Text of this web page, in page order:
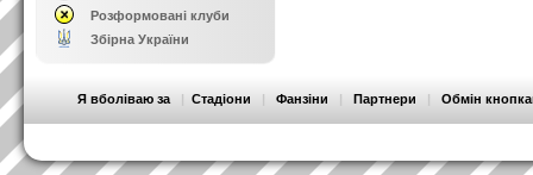
Розформовані клуби
Збірна України
Я вболіваю за | Стадіони | Фанзіни | Партнери | Обмін